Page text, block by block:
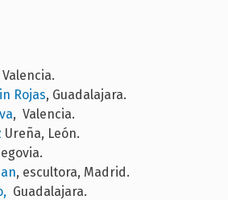
Rojas, Guadalajara.
, Valencia.
Ureña, León.
, escultora, Madrid.
Guadalajara.